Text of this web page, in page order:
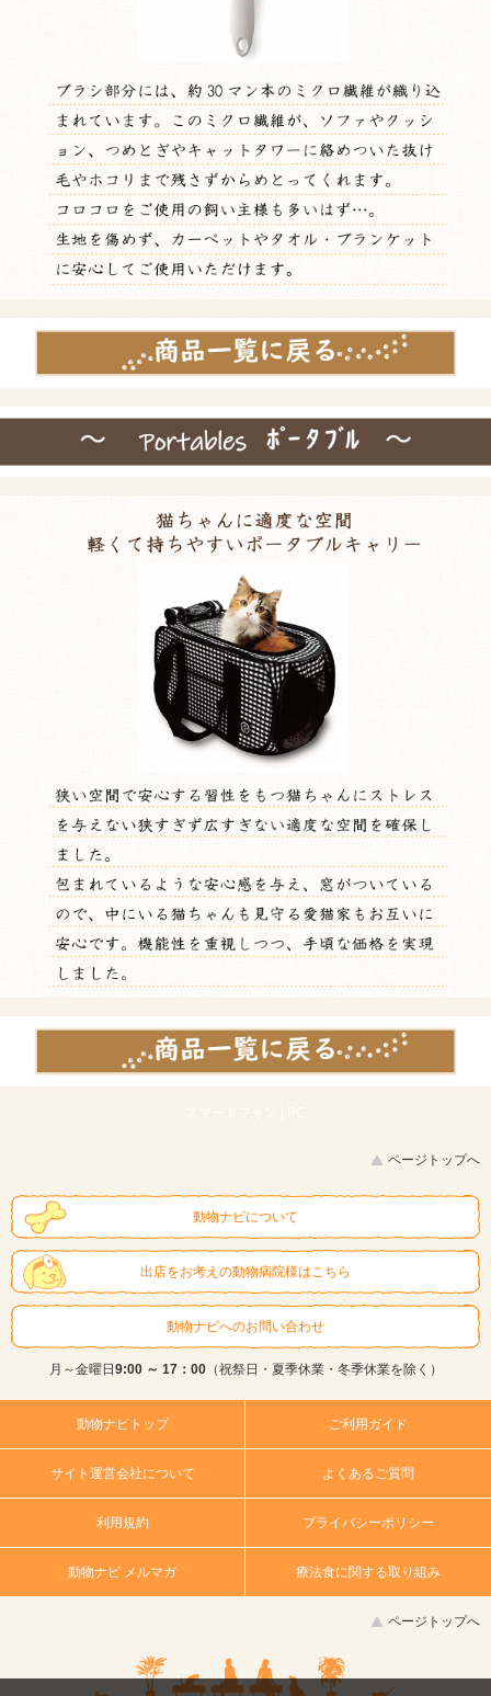
スマートフォン | PC
ページトップへ
動物ナビについて
出店をお考えの動物病院様はこちら
動物ナビへのお問い合わせ
月～金曜日 9:00 ～ 17：00（祝祭日・夏季休業・冬季休業を除く）
動物ナビトップ ご利用ガイド
サイト運営会社について よくあるご質問
利用規約 プライバシーポリシー
動物ナビ メルマガ 療法食に関する取り組み
ページトップへ